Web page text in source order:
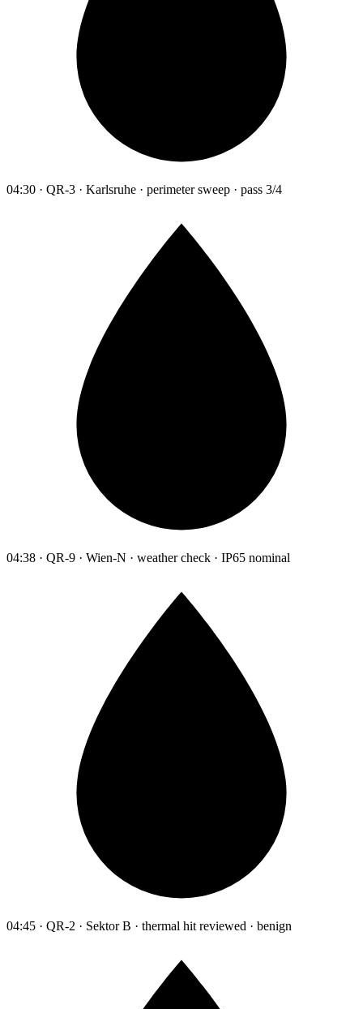
04:30 · QR-3 · Karlsruhe · perimeter sweep · pass 3/4
04:38 · QR-9 · Wien-N · weather check · IP65 nominal
04:45 · QR-2 · Sektor B · thermal hit reviewed · benign